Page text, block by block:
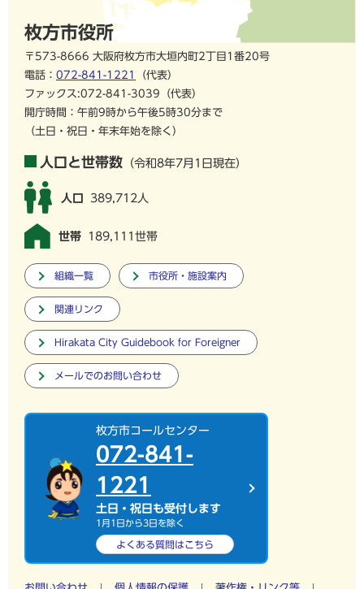
枚方市役所
〒573-8666 大阪府枚方市大垣内町2丁目1番20号
電話： 072-841-1221
（代表）
ファックス:072-841-3039（代表）
開庁時間：午前9時から午後5時30分まで
（土日・祝日・年末年始を除く）
人口と世帯数 （令和8年7月1日現在）
人口 389,712人
世帯 189,111世帯
組織一覧 市役所・施設案内
関連リンク
Hirakata City Guidebook for Foreigner
メールでのお問い合わせ
枚方市コールセンター
072-841-
1221
土日・祝日も受付します
1月1日から3日を除く
よくある質問はこちら